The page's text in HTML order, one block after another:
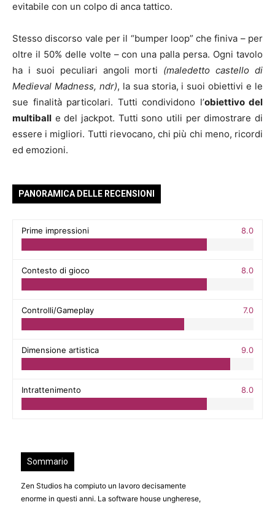
evitabile con un colpo di anca tattico.
Stesso discorso vale per il “bumper loop” che finiva – per
oltre il 50% delle volte – con una palla persa. Ogni tavolo
ha i suoi peculiari angoli morti (maledetto castello di
Medieval Madness, ndr), la sua storia, i suoi obiettivi e le
sue finalità particolari. Tutti condividono l’obiettivo del
multiball e del jackpot. Tutti sono utili per dimostrare di
essere i migliori. Tutti rievocano, chi più chi meno, ricordi
ed emozioni.
PANORAMICA DELLE RECENSIONI
Prime impressioni 8.0
Contesto di gioco 8.0
Controlli/Gameplay 7.0
Dimensione artistica 9.0
Intrattenimento 8.0
Sommario
Zen Studios ha compiuto un lavoro decisamente
enorme in questi anni. La software house ungherese,